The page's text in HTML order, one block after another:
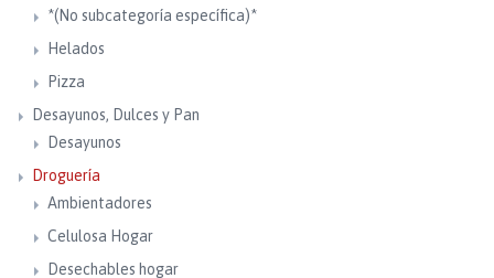
*(No subcategoría específica)*
Helados
Pizza
Desayunos, Dulces y Pan
Desayunos
Droguería
Ambientadores
Celulosa Hogar
Desechables hogar